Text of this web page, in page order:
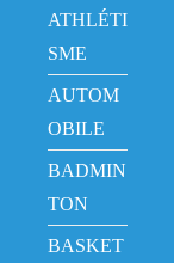
ATHLÉTI
SME
AUTOM
OBILE
BADMIN
TON
BASKET